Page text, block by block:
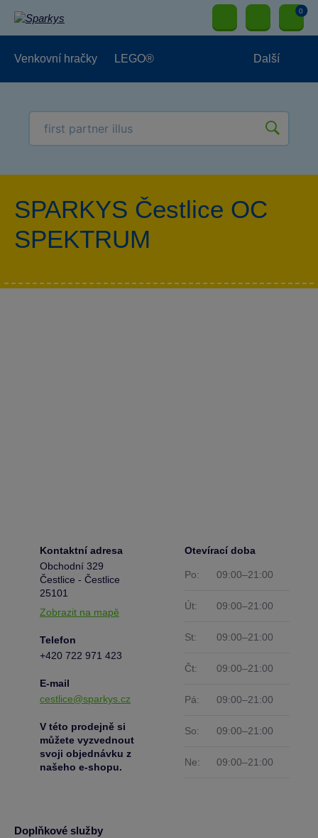
0
Venkovní hračky LEGO® Další
SPARKYS Čestlice OC
SPEKTRUM
Kontaktní adresa
Obchodní 329
Čestlice - Čestlice
25101
Zobrazit na mapě
Telefon
+420 722 971 423
E-mail
cestlice@sparkys.cz
V této prodejně si
můžete vyzvednout
svoji objednávku z
našeho e-shopu.
Otevírací doba
Po: 09:00–21:00
Út: 09:00–21:00
St: 09:00–21:00
Čt: 09:00–21:00
Pá: 09:00–21:00
So: 09:00–21:00
Ne: 09:00–21:00
Doplňkové služby